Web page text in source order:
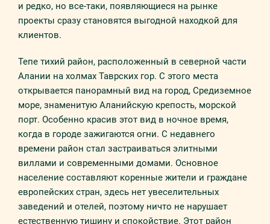
и редко, но все-таки, появляющиеся на рынке
проекты сразу становятся выгодной находкой для
клиентов.
Тепе тихий район, расположенный в северной части
Алании на холмах Таврских гор. С этого места
открывается панорамный вид на город, Средиземное
море, знаменитую Аланийскую крепость, морской
порт. Особенно красив этот вид в ночное время,
когда в городе зажигаются огни. С недавнего
времени район стал застраиваться элитными
виллами и современными домами. Основное
население составляют коренные жители и граждане
европейских стран, здесь нет увеселительных
заведений и отелей, поэтому ничто не нарушает
естественную тишину и спокойствие. Этот район